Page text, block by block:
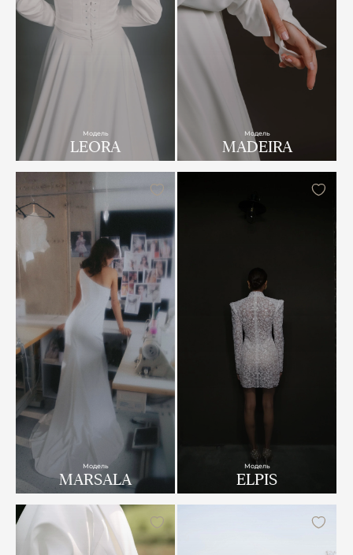
Модель
LEORA
Модель
MADEIRA
Модель
MARSALA
Модель
ELPIS